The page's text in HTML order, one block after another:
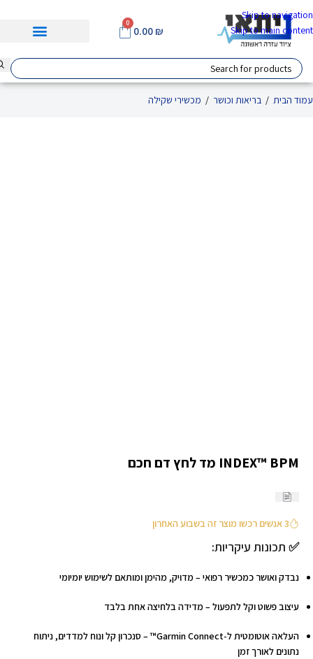
Skip to navigation
Skip to main content
0.00 ₪
0
עמוד הבית / בריאות וכושר / מכשירי שקילה
INDEX™ BPM מד לחץ דם חכם
3 אנשים רכשו מוצר זה בשבוע האחרון
✅ תכונות עיקריות:
נבדק ואושר כמכשיר רפואי– מדויק, מהימן ומותאם לשימוש יומיומי
עיצוב פשוט וקל לתפעול– מדידה בלחיצה אחת בלבד
העלאה אוטומטית ל-Garmin Connect™
– סנכרון קל ונוח למדדים, ניתוח
נתונים לאורך זמן